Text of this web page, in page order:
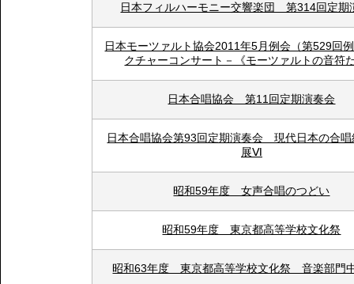
日本フィルハーモニー交響楽団 第314回定期
日本モーツァルト協会2011年5月例会（第529回
クチャーコンサート－《モーツァルトの音符
日本合唱協会 第11回定期演奏会
日本合唱協会第93回定期演奏会 現代日本の合唱
展Ⅵ
昭和59年度 女声合唱のつどい
昭和59年度 東京都高等学校文化祭
昭和63年度 東京都高等学校文化祭 音楽部門